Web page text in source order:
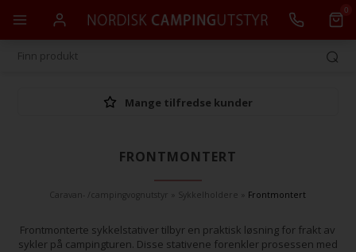
0
Mange tilfredse kunder
FRONTMONTERT
Caravan- /campingvognutstyr Sykkelholdere Frontmontert
Frontmonterte sykkelstativer tilbyr en praktisk løsning for frakt av
sykler på campingturen. Disse stativene forenkler prosessen med